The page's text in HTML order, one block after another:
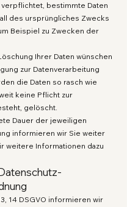
bestimmte Daten
des ursprüngliches Zwecks
Beispiel zu Zwecken der
Ihrer Daten wünschen
zur Datenverarbeitung
die Daten so rasch wie
keine Pflicht zur
gelöscht.
Dauer der jeweiligen
informieren wir Sie weiter
weitere Informationen dazu
14 DSGVO informieren wir